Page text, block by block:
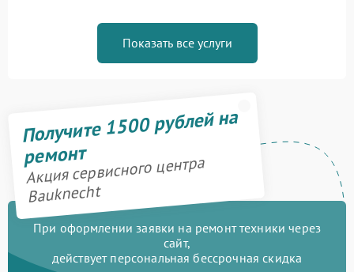
Показать все услуги
Получите 1500 рублей на
ремонт
Акция сервисного центра
Bauknecht
При оформлении заявки на ремонт техники через
сайт,
действует персональная бессрочная скидка